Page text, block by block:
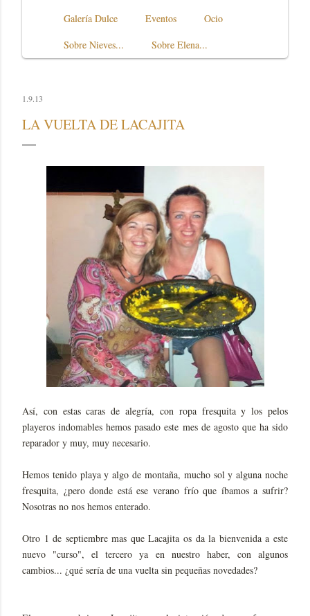
Galería Dulce
Eventos
Ocio
Sobre Nieves...
Sobre Elena...
1.9.13
LA VUELTA DE LACAJITA
Así, con estas caras de alegría, con ropa fresquita y los pelos
playeros indomables hemos pasado este mes de agosto que ha sido
reparador y muy, muy necesario.
Hemos tenido playa y algo de montaña, mucho sol y alguna noche
fresquita, ¿pero donde está ese verano frío que íbamos a sufrir?
Nosotras no nos hemos enterado.
Otro 1 de septiembre mas que Lacajita os da la bienvenida a este
nuevo "curso", el tercero ya en nuestro haber, con algunos
cambios... ¿qué sería de una vuelta sin pequeñas novedades?